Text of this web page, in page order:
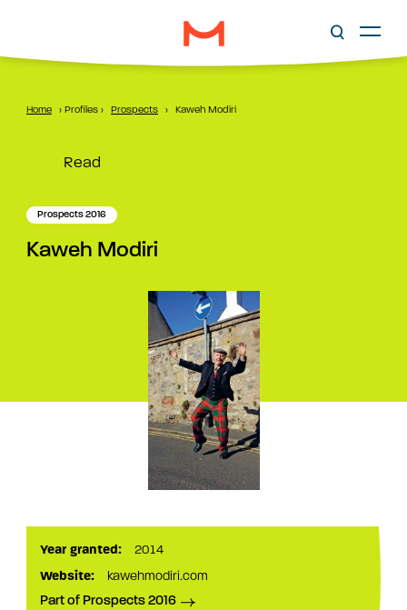
Home › Profiles › Prospects › Kaweh Modiri
Read
Prospects 2016
Kaweh Modiri
Year granted:
2014
Website:
kawehmodiri.com
Part of Prospects 2016